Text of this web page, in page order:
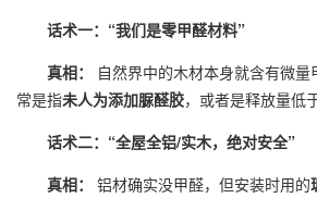
话术一：“我们是零甲醛材料”
真相：
自然界中的木材本身就含有微量
常是指未人为添加脲醛胶，或者是释放量低
话术二：“全屋全铝/实木，绝对安全”
真相：
铝材确实没甲醛，但安装时用的